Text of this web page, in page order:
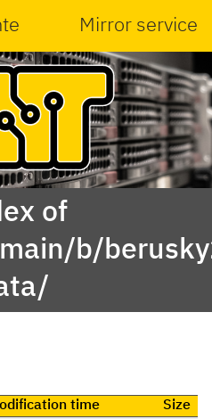
Mirror service
of
b/
time
Size